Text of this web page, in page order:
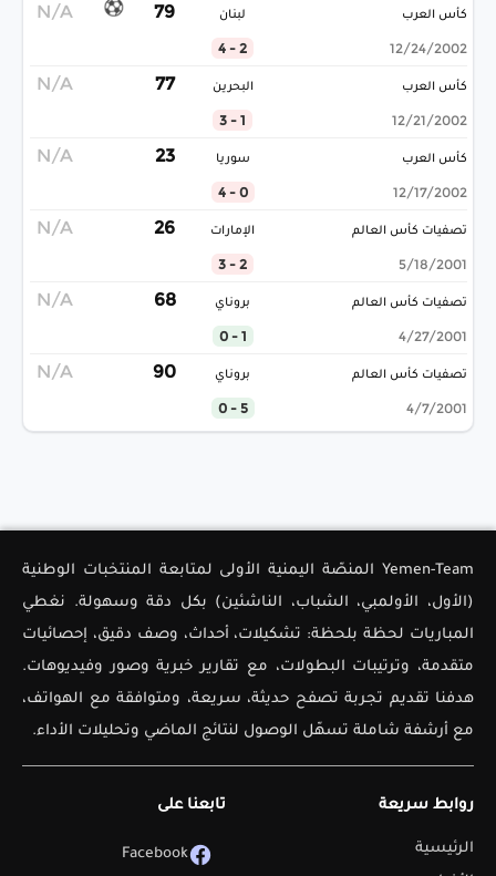
كأس العرب
12/24/2002
لبنان
2 - 4
79
N/A
كأس العرب
12/21/2002
البحرين
1 - 3
77
N/A
كأس العرب
12/17/2002
سوريا
0 - 4
23
N/A
تصفيات كأس العالم
5/18/2001
الإمارات
2 - 3
26
N/A
تصفيات كأس العالم
4/27/2001
بروناي
1 - 0
68
N/A
تصفيات كأس العالم
4/7/2001
بروناي
5 - 0
90
N/A
Yemen-Team المنصّة اليمنية الأولى لمتابعة المنتخبات الوطنية
(الأول، الأولمبي، الشباب، الناشئين) بكل دقة وسهولة. نغطي
المباريات لحظة بلحظة: تشكيلات، أحداث، وصف دقيق، إحصائيات
متقدمة، وترتيبات البطولات، مع تقارير خبرية وصور وفيديوهات.
هدفنا تقديم تجربة تصفح حديثة، سريعة، ومتوافقة مع الهواتف،
مع أرشفة شاملة تسهّل الوصول لنتائج الماضي وتحليلات الأداء.
روابط سريعة
الرئيسية
تابعنا على
Facebook